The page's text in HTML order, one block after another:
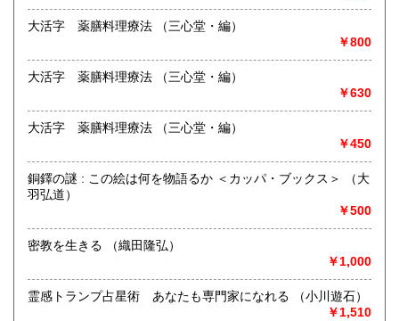
台湾や香港の占術書も販売しております。宗教関連・健康関
買い取り大歓迎。書棚のご整理の際には、お気軽にお問い合
わせ下さい。
※掲載している商品在庫についてのお願い
ご来店の際には、事前に在庫の有無をお問い合わせ下さい。
メールアドレス info@kamo-books.co.jp
沿線名：埼京線/京浜東北線/都営三田線
最寄駅：埼京線 十条駅徒歩8分/京浜東北線 東十条駅徒歩
営業時間：12:00〜19:00
定休日：毎週月曜日及び第2・第4火曜日
大活字 薬膳料理療法 （三心堂・編）
￥800
大活字 薬膳料理療法 （三心堂・編）
￥630
大活字 薬膳料理療法 （三心堂・編）
￥450
銅鐸の謎 : この絵は何を物語るか ＜カッパ・ブックス＞ （大
羽弘道）
￥500
密教を生きる （織田隆弘）
￥1,000
霊感トランプ占星術 あなたも専門家になれる （小川遊石）
￥1,510